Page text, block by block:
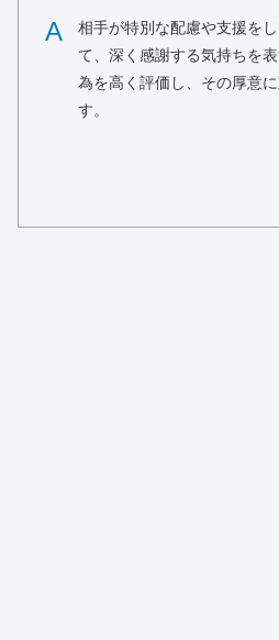
A
相手が特別な配慮や支援を
て、深く感謝する気持ちを
為を高く評価し、その厚意
す。